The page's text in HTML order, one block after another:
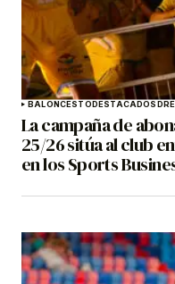
BALONCESTODESTACADOS
La campaña de
25/26 sitúa al club
en los Sports